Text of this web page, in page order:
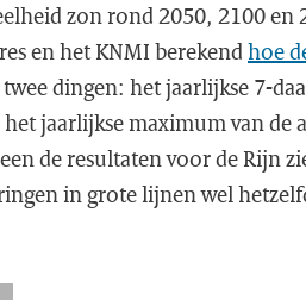
zon rond 2050, 2100 en
en het KNMI berekend hoe
dingen: het jaarlijkse 7-
jaarlijkse maximum van de
de resultaten voor de Rijn
in grote lijnen wel